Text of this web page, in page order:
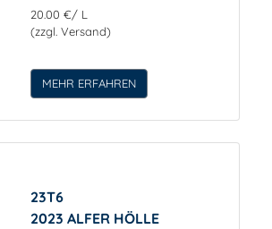
20.00 €/ L
(zzgl. Versand)
MEHR ERFAHREN
23T6
2023 ALFER HÖLLE